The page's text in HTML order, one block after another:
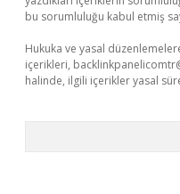
bu sorumluluğu kabul etmiş
Hukuka ve yasal
içerikleri,
halinde, ilgili içerikler yasal